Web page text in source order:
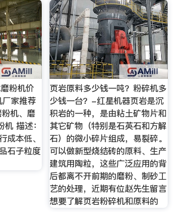
粉机价
家推荐
机、磨
描述：
成本低、
石子粒度
页岩原料多少钱一吨？粉碎机多
少钱一台？-红星机器页岩是沉
积岩的一种，是由粘土矿物片和
其它矿物（特别是石英石和方解
石）的微小碎片组成，易裂碎。
可以做新型烧结砖的原料、生产
建筑用陶粒，这些广泛应用的背
后都离不开前期的磨粉、制砂工
艺的处理，近期有位赵先生留言
想要了解页岩粉碎机和原料的